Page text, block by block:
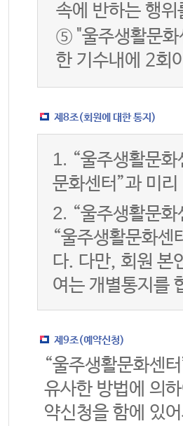
속에 반하는 행
⑤ "울주생활문화
한 기수내에 2회
제8조(회원에 대한 통지)
1. “울주생활문
문화센터”과 미
2. “울주생활문
“울주생활문화센
다. 다만, 회원 본
여는 개별통지를
제9조(예약신청)
“울주생활문화센
유사한 방법에 의
약신청을 함에 있